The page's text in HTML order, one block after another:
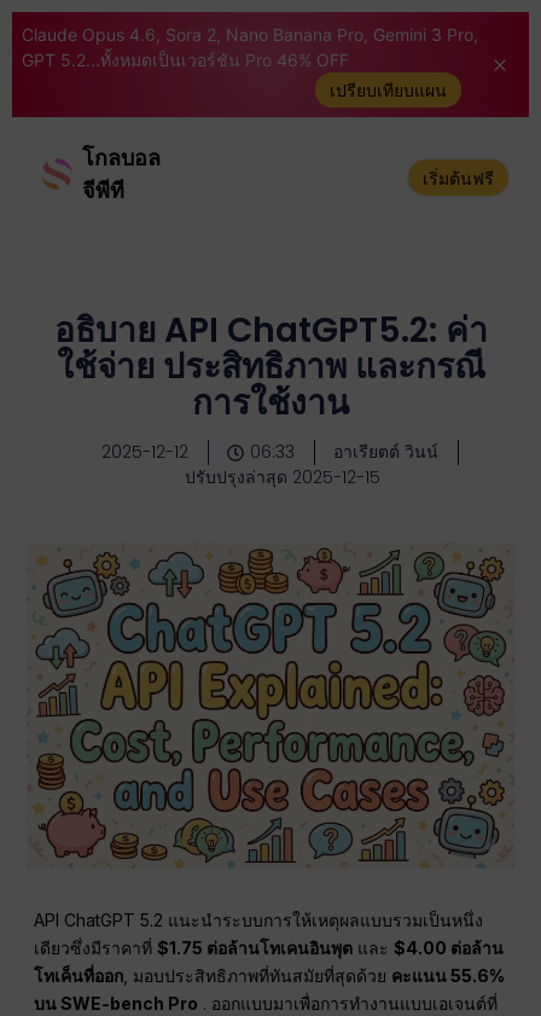
Claude Opus 4.6, Sora 2, Nano Banana Pro, Gemini 3 Pro,
GPT 5.2...ทั้งหมดเป็นเวอร์ชัน Pro 46% OFF
เปรียบเทียบแผน
โกลบอล
จีพีที
เริ่มต้นฟรี
อธิบาย API ChatGPT5.2: ค่า
ใช้จ่าย ประสิทธิภาพ และกรณี
การใช้งาน
2025-12-12 06:33
อาเรียตต์ วินน์
ปรับปรุงล่าสุด 2025-12-15
API ChatGPT 5.2 แนะนำระบบการให้เหตุผลแบบรวมเป็นหนึ่ง
เดียวซึ่งมีราคาที่$1.75 ต่อล้านโทเคนอินพุต และ$4.00 ต่อล้าน
โทเค็นที่ออก , มอบประสิทธิภาพที่ทันสมัยที่สุดด้วย คะแนน 55.6%
บน SWE-bench Pro . ออกแบบมาเพื่อการทำงานแบบเอเจนต์ที่